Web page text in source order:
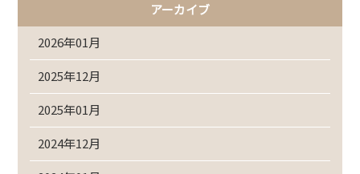
アーカイブ
2026年01月
2025年12月
2025年01月
2024年12月